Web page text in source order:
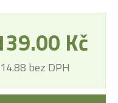
Kč
bez DPH